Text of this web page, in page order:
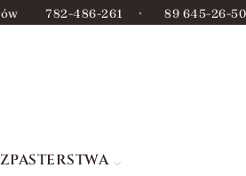
782-486-261 • 89 645-26-50